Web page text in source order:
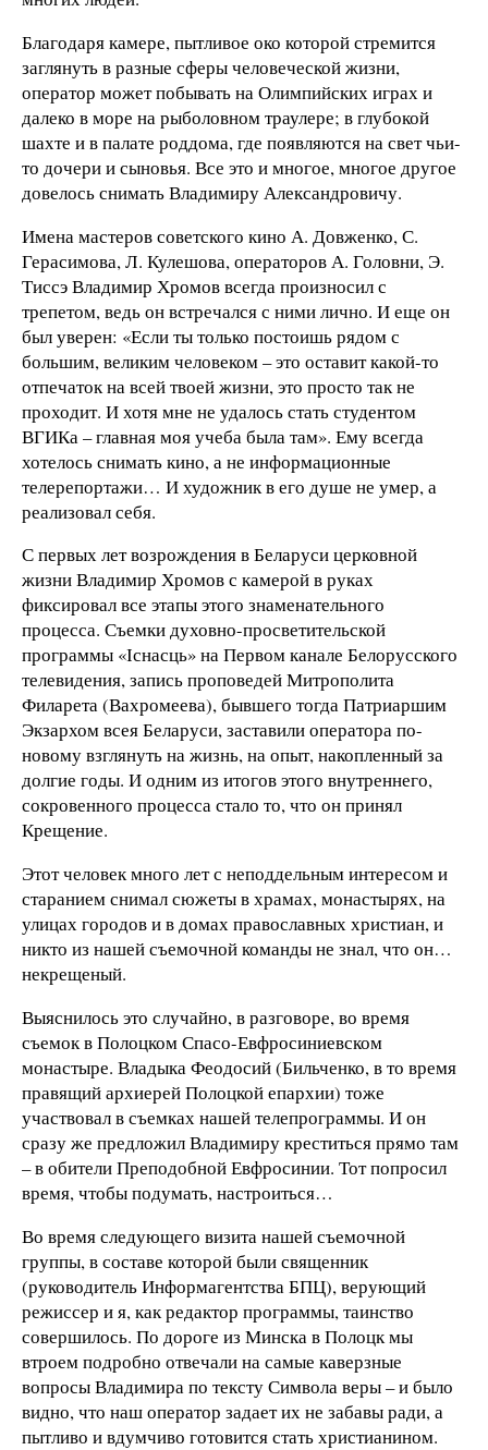
Благодаря камере, пытливое око которой стремится
заглянуть в разные сферы человеческой жизни,
оператор может побывать на Олимпийских играх и
далеко в море на рыболовном траулере; в глубокой
шахте и в палате роддома, где появляются на свет чьи-
то дочери и сыновья. Все это и многое, многое другое
довелось снимать Владимиру Александровичу.
Имена мастеров советского кино А. Довженко, С.
Герасимова, Л. Кулешова, операторов А. Головни, Э.
Тиссэ Владимир Хромов всегда произносил с
трепетом, ведь он встречался с ними лично. И еще он
был уверен: «Если ты только постоишь рядом с
большим, великим человеком – это оставит какой-то
отпечаток на всей твоей жизни, это просто так не
проходит. И хотя мне не удалось стать студентом
ВГИКа – главная моя учеба была там». Ему всегда
хотелось снимать кино, а не информационные
телерепортажи… И художник в его душе не умер, а
реализовал себя.
С первых лет возрождения в Беларуси церковной
жизни Владимир Хромов с камерой в руках
фиксировал все этапы этого знаменательного
процесса. Съемки духовно-просветительской
программы «Існасць» на Первом канале Белорусского
телевидения, запись проповедей Митрополита
Филарета (Вахромеева), бывшего тогда Патриаршим
Экзархом всея Беларуси, заставили оператора по-
новому взглянуть на жизнь, на опыт, накопленный за
долгие годы. И одним из итогов этого внутреннего,
сокровенного процесса стало то, что он принял
Крещение.
Этот человек много лет с неподдельным интересом и
старанием снимал сюжеты в храмах, монастырях, на
улицах городов и в домах православных христиан, и
никто из нашей съемочной команды не знал, что он…
некрещеный.
Выяснилось это случайно, в разговоре, во время
съемок в Полоцком Спасо-Евфросиниевском
монастыре. Владыка Феодосий (Бильченко, в то время
правящий архиерей Полоцкой епархии) тоже
участвовал в съемках нашей телепрограммы. И он
сразу же предложил Владимиру креститься прямо там
– в обители Преподобной Евфросинии. Тот попросил
время, чтобы подумать, настроиться…
Во время следующего визита нашей съемочной
группы, в составе которой были священник
(руководитель Информагентства БПЦ), верующий
режиссер и я, как редактор программы, таинство
совершилось. По дороге из Минска в Полоцк мы
втроем подробно отвечали на самые каверзные
вопросы Владимира по тексту Символа веры – и было
видно, что наш оператор задает их не забавы ради, а
пытливо и вдумчиво готовится стать христианином.